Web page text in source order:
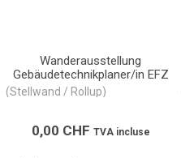
Wanderausstellung
Gebäudetechnikplaner/in EFZ
(Stellwand / Rollup)
0,00 CHF TVA incluse